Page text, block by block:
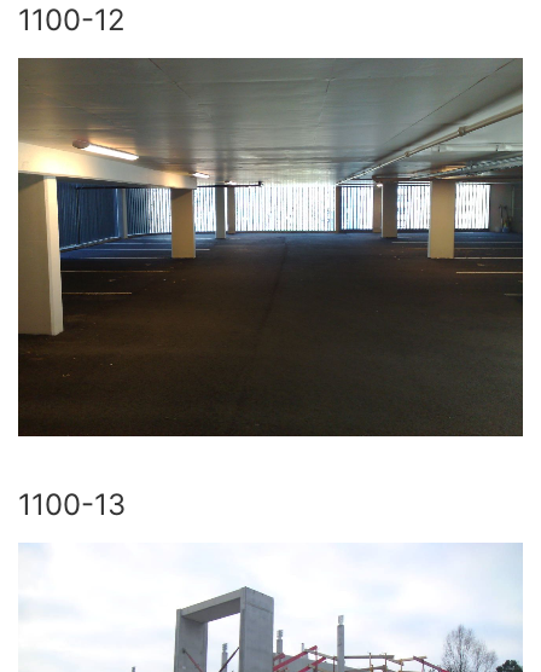
1100-12
1100-13